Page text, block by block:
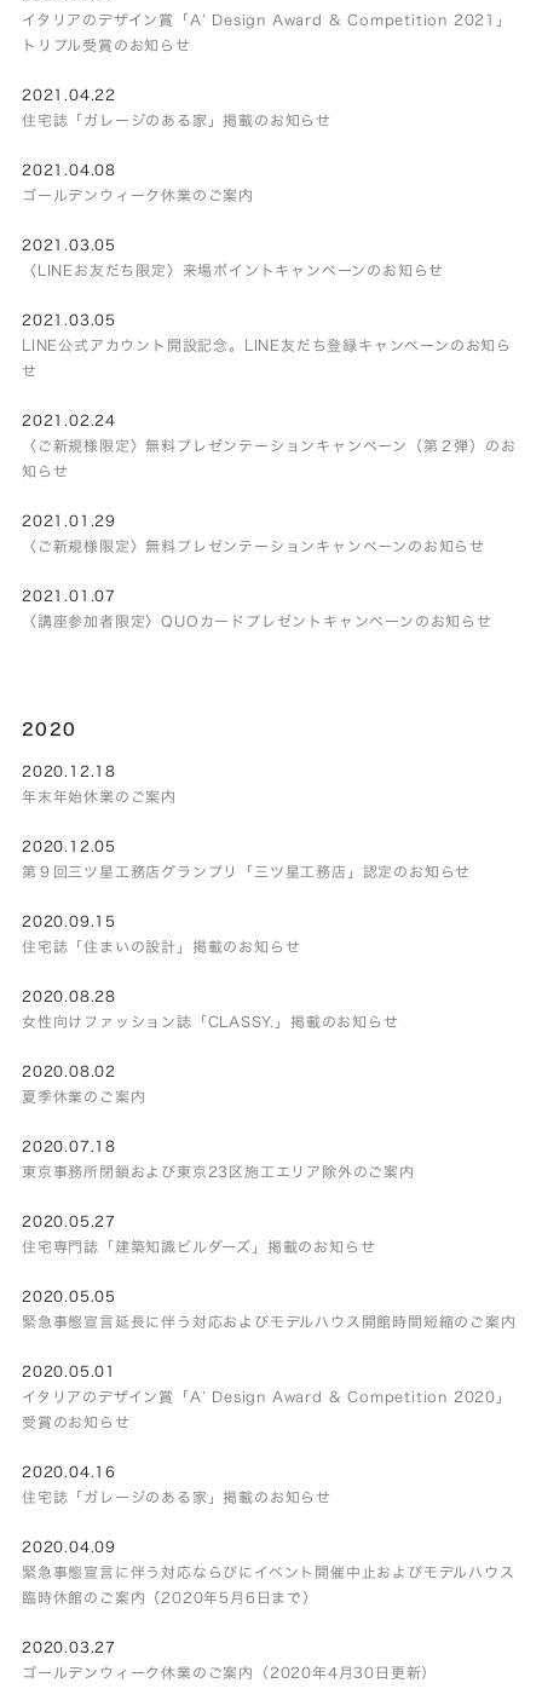
イタリアのデザイン賞「A’ Design Award & Competition 2021」
トリプル受賞のお知らせ
2021.04.22
住宅誌「ガレージのある家」掲載のお知らせ
2021.04.08
ゴールデンウィーク休業のご案内
2021.03.05
〈LINEお友だち限定〉来場ポイントキャンペーンのお知らせ
2021.03.05
LINE公式アカウント開設記念。LINE友だち登録キャンペーンのお知ら
せ
2021.02.24
〈ご新規様限定〉無料プレゼンテーションキャンペーン（第２弾）のお
知らせ
2021.01.29
〈ご新規様限定〉無料プレゼンテーションキャンペーンのお知らせ
2021.01.07
〈講座参加者限定〉QUOカードプレゼントキャンペーンのお知らせ
2020
2020.12.18
年末年始休業のご案内
2020.12.05
第９回三ツ星工務店グランプリ「三ツ星工務店」認定のお知らせ
2020.09.15
住宅誌「住まいの設計」掲載のお知らせ
2020.08.28
女性向けファッション誌「CLASSY.」掲載のお知らせ
2020.08.02
夏季休業のご案内
2020.07.18
東京事務所閉鎖および東京23区施工エリア除外のご案内
2020.05.27
住宅専門誌「建築知識ビルダーズ」掲載のお知らせ
2020.05.05
緊急事態宣言延長に伴う対応およびモデルハウス開館時間短縮のご案内
2020.05.01
イタリアのデザイン賞「A’ Design Award & Competition 2020」
受賞のお知らせ
2020.04.16
住宅誌「ガレージのある家」掲載のお知らせ
2020.04.09
緊急事態宣言に伴う対応ならびにイベント開催中止およびモデルハウス
臨時休館のご案内（2020年5月6日まで）
2020.03.27
ゴールデンウィーク休業のご案内（2020年4月30日更新）